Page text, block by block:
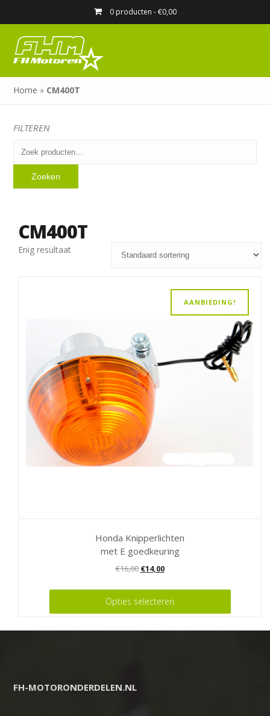
0 producten -€0,00
Home » CM400T
FILTEREN
Zoeken
naar:
Zoeken
CM400T
Enig resultaat
AANBIEDING!
Honda Knipperlichten
met E goedkeuring
€16,00 Oorspronkelijke
was:
€16,00.
€14,00Huidige
is:
€14,00.
Opties selecteren
heeft
optie
FH-MOTORONDERDELEN.NL